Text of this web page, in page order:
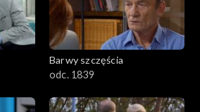
Barwy szczęścia
odc. 1839